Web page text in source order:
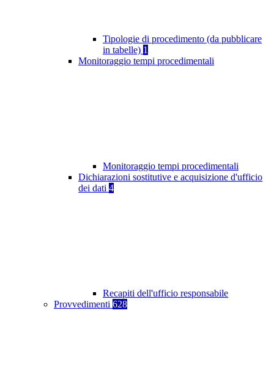
Tipologie di procedimento (da pubblicare
in tabelle) 1
Monitoraggio tempi procedimentali
Monitoraggio tempi procedimentali
Dichiarazioni sostitutive e acquisizione d'ufficio
dei dati 4
Recapiti dell'ufficio responsabile
Provvedimenti 628